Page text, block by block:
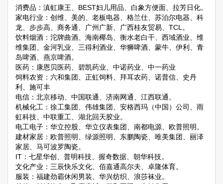
消费品：滇虹康王、BEST妇儿用品、白象方便面、拉芳日化。
家电行业：创维、美的、老板电器、格兰仕、苏泊尔电器、科
龙、步步高、商务通、广州广新、广西桂友贸易、TCL。
饮料烟酒：沱牌曲酒、海南椰岛、衡水老白干、西域酒业、维
维集团、金河乳业、三得利酒业、华狮啤酒、蒙牛、伊利、青
岛啤酒、燕京啤酒。
医药：康恩贝医药、碧凯药业、中诺药业、中一药业
饲料农资：六和集团、正虹饲料、拜耳农药、诺普信、史丹
利、施可丰
电信：北京移动、中国联通、济南网通、江西联通。
机械化工：徐工集团、伟雄集团、安格西玛（中国）公司、雨
虹科技、中联重工、湖北回天胶业。
电工电子：华立控股、华立仪表集团、南都电源、欧普照明。
建材家居：欧普照明、绿源照明、东鹏陶瓷、唯美集团、丽泽
家居、马可波罗陶瓷。
IT：七星华创、普明科技、握奇数据、朝华科技。
文化产业：三辰快乐文化、佰嘉通高尔夫、卓隆体育。
服装：福建劲霸休闲男装、华兴纺织、浪莎袜业。